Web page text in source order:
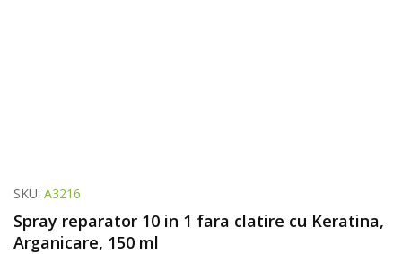
SKU: A3216
Spray reparator 10 in 1 fara clatire cu Keratina,
Arganicare, 150 ml